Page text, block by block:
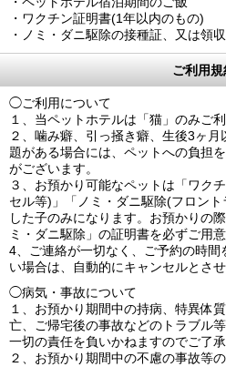
・ワクチン証明書(1年以内のもの)
・ノミ・ダニ駆除の接種証、又は領
ご利用規
◯ご利用について
１、当ペットホテルは「猫」のみご利
２、噛み癖、引っ掻き癖、生後3ヶ
題がある場合には、ペットへの負担
がございます。
３、お預かり可能なペットは「ワク
セル等)」「ノミ・ダニ駆除(フロン
した子のみになります。お預かりの
ミ・ダニ駆除」の証明書を必ずご用意
4、ご連絡が一切なく、ご予約の時
い場合は、自動的にキャンセルとさせ
◯病気・事故について
１、お預かり期間中の持病、特異体
亡、ご帰宅後の事故などのトラブル
一切の責任を負いかねますのでご了承
２、お預かり期間中の不慮の事故等